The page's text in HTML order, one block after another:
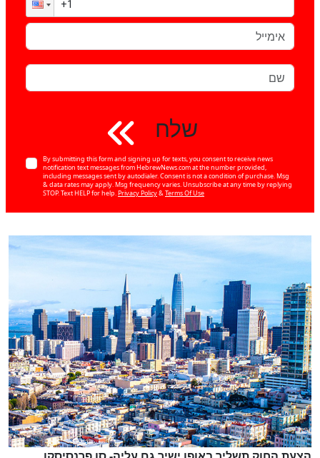
שלח
By submitting this form and signing up for texts, you consent to receive news
notification text messages from HebrewNews.com at the number provided,
including messages sent by autodialer. Consent is not a condition of purchase. Msg
& data rates may apply. Msg frequency varies. Unsubscribe at any time by replying
STOP. Text HELP for help. Privacy Policy& Terms Of Use